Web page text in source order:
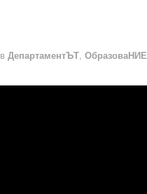
в ДепартаментЪТ, ОбразоваНИЕ